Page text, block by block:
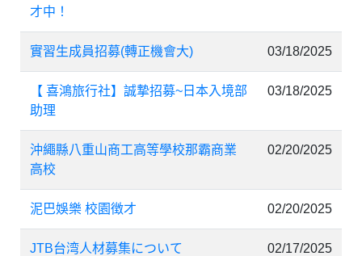
才中！
實習生成員招募(轉正機會大) 03/18/2025
【 喜鴻旅行社】誠摯招募~日本入境部
助理
03/18/2025
沖繩縣八重山商工高等學校那霸商業
高校
02/20/2025
泥巴娛樂 校園徴才 02/20/2025
JTB台湾人材募集について 02/17/2025